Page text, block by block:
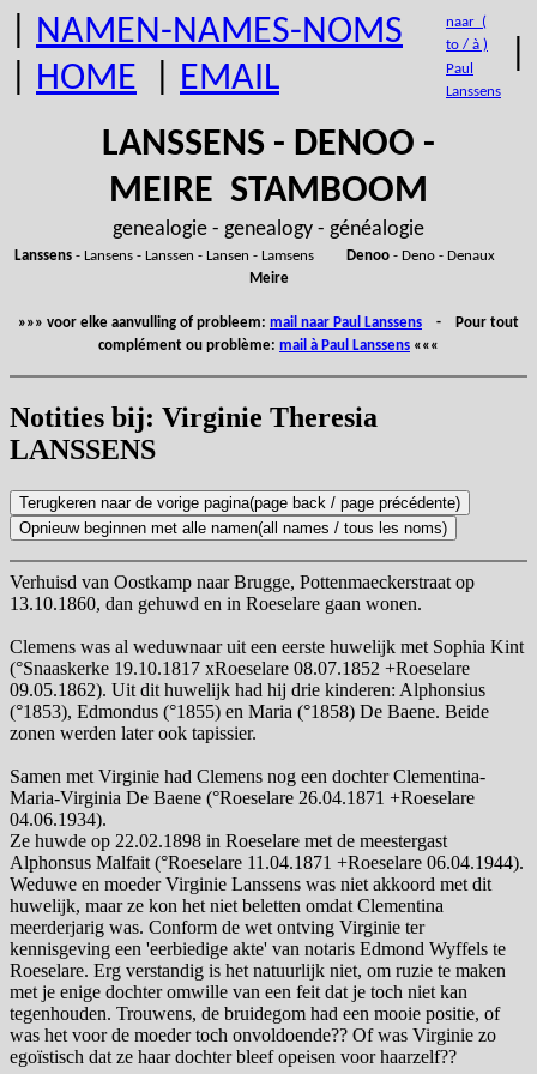
NAMEN-NAMES-NOMS
HOME EMAIL
naar (
to / à )
Paul
Lanssens
LANSSENS - DENOO -
MEIRE STAMBOOM
genealogie - genealogy - généalogie
Lanssens- Lansens - Lanssen - Lansen - Lamsens Denoo- Deno - Denaux
Meire
»»» voor elke aanvulling of probleem: mail naar Paul Lanssens - Pour tout
complément ou problème: mail à Paul Lanssens «««
Notities bij: Virginie Theresia
LANSSENS
Verhuisd van Oostkamp naar Brugge, Pottenmaeckerstraat op
13.10.1860, dan gehuwd en in Roeselare gaan wonen.
Clemens was al weduwnaar uit een eerste huwelijk met Sophia Kint
(°Snaaskerke 19.10.1817 xRoeselare 08.07.1852 +Roeselare
09.05.1862). Uit dit huwelijk had hij drie kinderen: Alphonsius
(°1853), Edmondus (°1855) en Maria (°1858) De Baene. Beide
zonen werden later ook tapissier.
Samen met Virginie had Clemens nog een dochter Clementina-
Maria-Virginia De Baene (°Roeselare 26.04.1871 +Roeselare
04.06.1934).
Ze huwde op 22.02.1898 in Roeselare met de meestergast
Alphonsus Malfait (°Roeselare 11.04.1871 +Roeselare 06.04.1944).
Weduwe en moeder Virginie Lanssens was niet akkoord met dit
huwelijk, maar ze kon het niet beletten omdat Clementina
meerderjarig was. Conform de wet ontving Virginie ter
kennisgeving een 'eerbiedige akte' van notaris Edmond Wyffels te
Roeselare. Erg verstandig is het natuurlijk niet, om ruzie te maken
met je enige dochter omwille van een feit dat je toch niet kan
tegenhouden. Trouwens, de bruidegom had een mooie positie, of
was het voor de moeder toch onvoldoende?? Of was Virginie zo
egoïstisch dat ze haar dochter bleef opeisen voor haarzelf??